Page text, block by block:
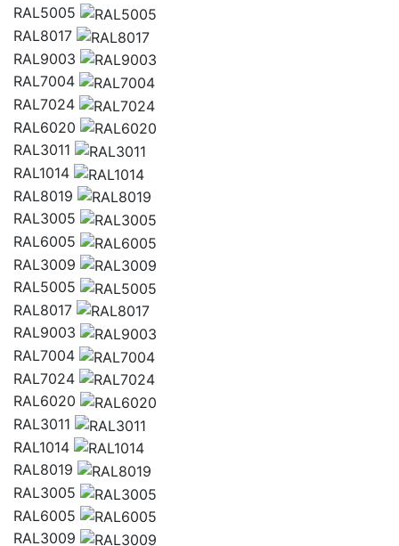
RAL5005
RAL8017
RAL9003
RAL7004
RAL7024
RAL6020
RAL3011
RAL1014
RAL8019
RAL3005
RAL6005
RAL3009
RAL5005
RAL8017
RAL9003
RAL7004
RAL7024
RAL6020
RAL3011
RAL1014
RAL8019
RAL3005
RAL6005
RAL3009